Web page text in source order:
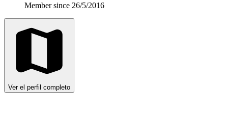
Member since 26/5/2016
Ver el perfil completo